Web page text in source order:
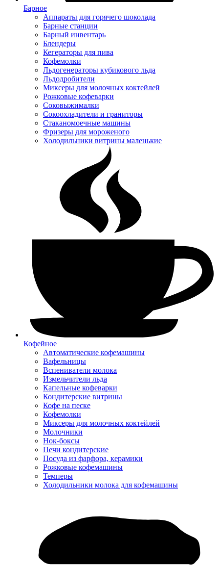
Барное
Аппараты для горячего шоколада
Барные станции
Барный инвентарь
Блендеры
Кегераторы для пива
Кофемолки
Льдогенераторы кубикового льда
Льдодробители
Миксеры для молочных коктейлей
Рожковые кофеварки
Соковыжималки
Сокоохладители и граниторы
Стаканомоечные машины
Фризеры для мороженого
Холодильники витрины маленькие
Кофейное
Автоматические кофемашины
Вафельницы
Вспениватели молока
Измельчители льда
Капельные кофеварки
Кондитерские витрины
Кофе на песке
Кофемолки
Миксеры для молочных коктейлей
Молочники
Нок-боксы
Печи кондитерские
Посуда из фарфора, керамики
Рожковые кофемашины
Темперы
Холодильники молока для кофемашины